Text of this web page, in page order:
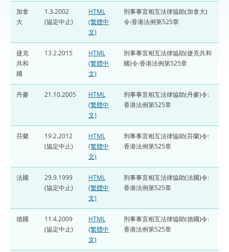
加拿
大
1.3.2002
(協定中止)
HTML
(繁體中
文)
刑事事宜相互法律協助(加拿大)
令:香港法例第525章
捷克
共和
國
13.2.2015
HTML
(繁體中
文)
刑事事宜相互法律協助(捷克共和
國)令:香港法例第525章
丹麥 21.10.2005
HTML
(繁體中
文)
刑事事宜相互法律協助(丹麥)令:
香港法例第525章
芬蘭
19.2.2012
(協定中止)
HTML
(繁體中
文)
刑事事宜相互法律協助(芬蘭)令:
香港法例第525章
法國
29.9.1999
(協定中止)
HTML
(繁體中
文)
刑事事宜相互法律協助(法國)令:
香港法例第525章
德國
11.4.2009
(協定中止)
HTML
(繁體中
文)
刑事事宜相互法律協助(德國)令:
香港法例第525章